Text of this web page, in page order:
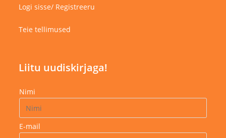
Logi sisse/ Registreeru
Teie tellimused
Liitu uudiskirjaga!
Nimi
E-mail